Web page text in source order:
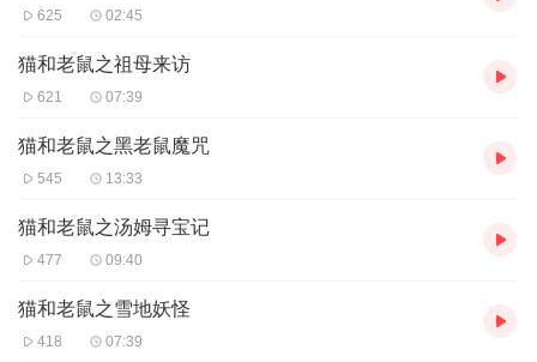
625 02:45
猫和老鼠之祖母来访
621 07:39
猫和老鼠之黑老鼠魔咒
545 13:33
猫和老鼠之汤姆寻宝记
477 09:40
猫和老鼠之雪地妖怪
418 07:39